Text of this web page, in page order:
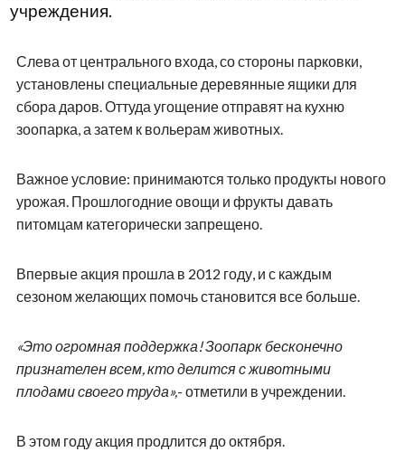
учреждения.
Слева от центрального входа, со стороны парковки,
установлены специальные деревянные ящики для
сбора даров. Оттуда угощение отправят на кухню
зоопарка, а затем к вольерам животных.
Важное условие: принимаются только продукты нового
урожая. Прошлогодние овощи и фрукты давать
питомцам категорически запрещено.
Впервые акция прошла в 2012 году, и с каждым
сезоном желающих помочь становится все больше.
«Это огромная поддержка! Зоопарк бесконечно
признателен всем, кто делится с животными
плодами своего труда»,- отметили в учреждении.
В этом году акция продлится до октября.